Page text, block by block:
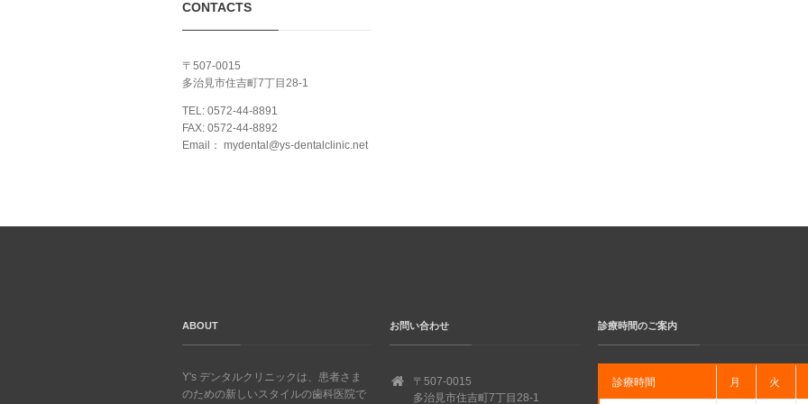
CONTACTS
〒507-0015
多治見市住吉町7丁目28-1
TEL: 0572-44-8891
FAX: 0572-44-8892
Email： mydental@ys-dentalclinic.net
ABOUT
Y's デンタルクリニックは、患者さま
のための新しいスタイルの歯科医院で
お問い合わせ
〒507-0015
多治見市住吉町7丁目28-1
診療時間のご案内
診療時間 月 火